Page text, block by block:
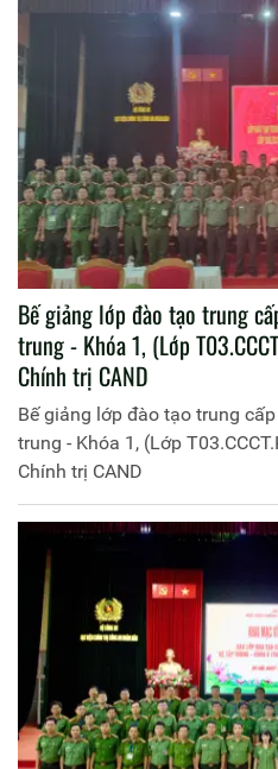
Bế giảng lớp đào tạo trung
trung - Khóa 1, (Lớp
Chính trị CAND
Bế giảng lớp đào tạo trung
trung - Khóa 1, (Lớp
Chính trị CAND